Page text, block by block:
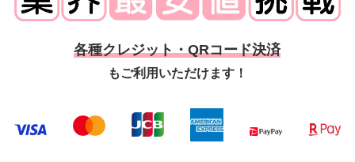
各種クレジット・QRコード決済
もご利用いただけます！